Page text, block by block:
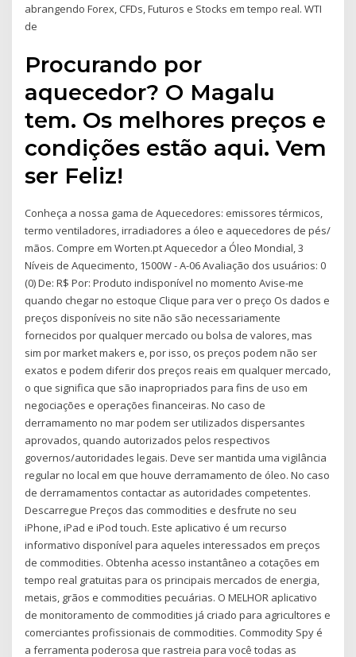
abrangendo Forex, CFDs, Futuros e Stocks em tempo real. WTI
de
Procurando por
aquecedor? O Magalu
tem. Os melhores preços e
condições estão aqui. Vem
ser Feliz!
Conheça a nossa gama de Aquecedores: emissores térmicos,
termo ventiladores, irradiadores a óleo e aquecedores de pés/
mãos. Compre em Worten.pt Aquecedor a Óleo Mondial, 3
Níveis de Aquecimento, 1500W - A-06 Avaliação dos usuários: 0
(0) De: R$ Por: Produto indisponível no momento Avise-me
quando chegar no estoque Clique para ver o preço Os dados e
preços disponíveis no site não são necessariamente
fornecidos por qualquer mercado ou bolsa de valores, mas
sim por market makers e, por isso, os preços podem não ser
exatos e podem diferir dos preços reais em qualquer mercado,
o que significa que são inapropriados para fins de uso em
negociações e operações financeiras. No caso de
derramamento no mar podem ser utilizados dispersantes
aprovados, quando autorizados pelos respectivos
governos/autoridades legais. Deve ser mantida uma vigilância
regular no local em que houve derramamento de óleo. No caso
de derramamentos contactar as autoridades competentes.
Descarregue Preços das commodities e desfrute no seu
iPhone, iPad e iPod touch. ‎Este aplicativo é um recurso
informativo disponível para aqueles interessados em preços
de commodities. Obtenha acesso instantâneo a cotações em
tempo real gratuitas para os principais mercados de energia,
metais, grãos e commodities pecuárias. O MELHOR aplicativo
de monitoramento de commodities já criado para agricultores e
comerciantes profissionais de commodities. Commodity Spy é
a ferramenta poderosa que rastreia para você todas as